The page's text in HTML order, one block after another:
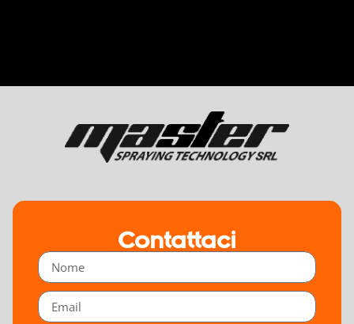
consulenza
gratuita
Un confronto senza impegno per chiarire
indicarti la strada migliore per arrivare in
cantiere sicuro.
Contattaci